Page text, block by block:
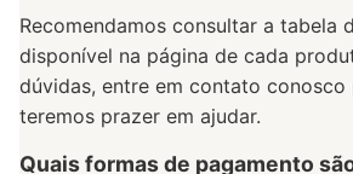
Recomendamos consultar a tabela
disponível na página de cada
dúvidas, entre em contato conosco
teremos prazer em ajudar.
Quais formas de pagamento